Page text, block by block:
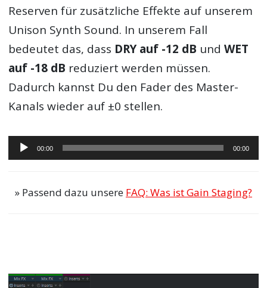
Reserven für zusätzliche Effekte auf unserem
Unison Synth Sound. In unserem Fall
bedeutet das, dass DRY auf -12 dB undWET
auf -18 dB reduziert werden müssen.
Dadurch kannst Du den Fader des Master-
Kanals wieder auf ±0 stellen.
Audio-
Player
00:00 00:00
» Passend dazu unsere FAQ: Was ist Gain Staging?